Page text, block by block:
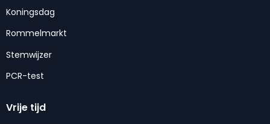
Koningsdag
Rommelmarkt
Stemwijzer
PCR-test
Vrije tijd